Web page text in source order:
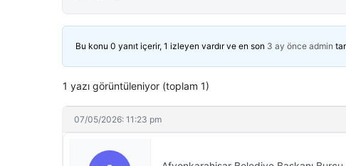
Bu konu 0 yanıt içerir, 1 izleyen vardır ve en son 3 ay önce admin
1 yazı görüntüleniyor (toplam 1)
07/05/2026: 11:23 pm